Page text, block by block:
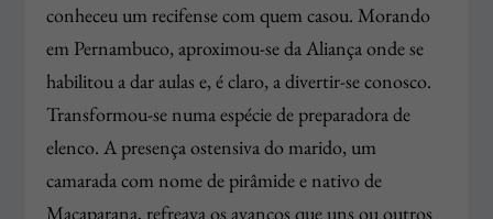
conheceu um recifense com quem casou. Morando
em Pernambuco, aproximou-se da Aliança onde se
habilitou a dar aulas e, é claro, a divertir-se conosco.
Transformou-se numa espécie de preparadora de
elenco. A presença ostensiva do marido, um
camarada com nome de pirâmide e nativo de
Macaparana, refreava os avanços que uns ou outros